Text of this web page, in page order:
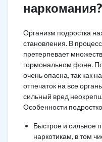
наркомания?
Организм подростка
становления. В
претерпевает
гормональном фоне.
очень опасна, так как
отпечаток на все
сильный вред
Особенности
Быстрое и сильное
наркотикам, в том